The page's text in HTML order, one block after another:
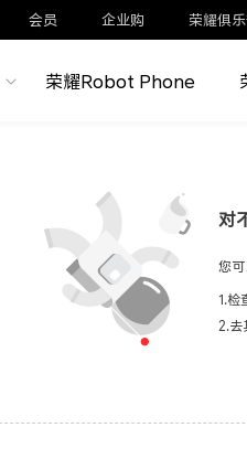
会员 企业购 荣耀俱
荣耀Robot Phone
对
您
1.检
2.去